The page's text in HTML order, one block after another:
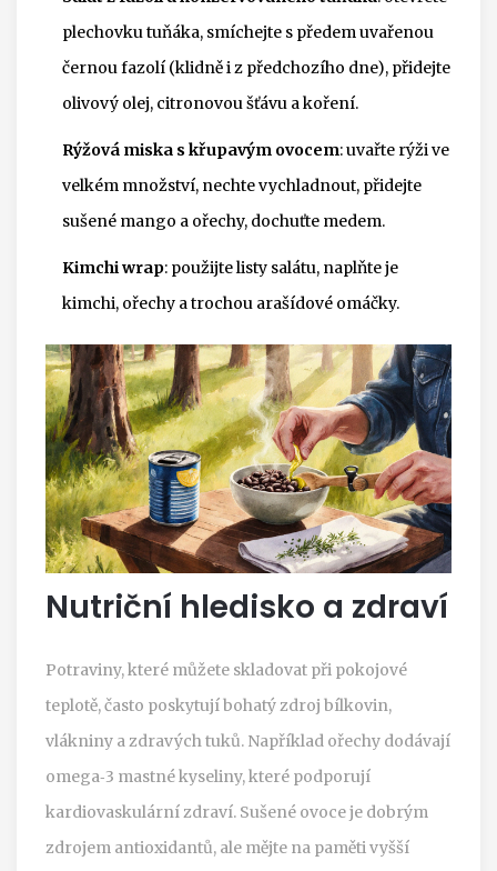
plechovku tuňáka, smíchejte s předem uvařenou
černou fazolí (klidně i z předchozího dne), přidejte
olivový olej, citronovou šťávu a koření.
Rýžová miska s křupavým ovocem: uvařte rýži ve
velkém množství, nechte vychladnout, přidejte
sušené mango a ořechy, dochuťte medem.
Kimchi wrap: použijte listy salátu, naplňte je
kimchi, ořechy a trochou arašídové omáčky.
Nutriční hledisko a zdraví
Potraviny, které můžete skladovat při pokojové
teplotě, často poskytují bohatý zdroj bílkovin,
vlákniny a zdravých tuků. Například ořechy dodávají
omega‑3 mastné kyseliny, které podporují
kardiovaskulární zdraví. Sušené ovoce je dobrým
zdrojem antioxidantů, ale mějte na paměti vyšší